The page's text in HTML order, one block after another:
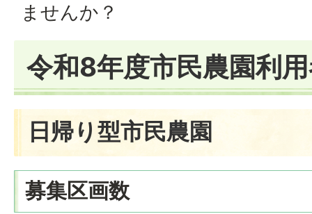
ませんか？
令和8年度市民農園利
日帰り型市民農園
募集区画数